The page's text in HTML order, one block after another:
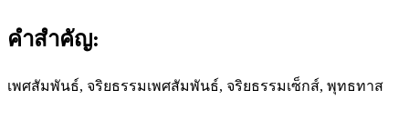
คำสำคัญ:
เพศสัมพันธ์, จริยธรรมเพศสัมพันธ์, จริยธรรมเซ็กส์, พุทธทาส